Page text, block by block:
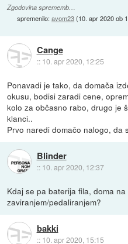
Zgodovina sprememb…
spremenilo:avom23(10. apr 2020 ob
Cange
:: 10. apr 2020, 12:25
Ponavadi je tako, da domača
okusu, bodisi zaradi cene,
kolo za občasno rabo, drugo je
klanci..
Prvo naredi domačo nalogo, da
Blinder
:: 10. apr 2020, 12:37
Kdaj se pa baterija fila, doma
zaviranjem/pedaliranjem?
bakki
:: 10. apr 2020, 15:15